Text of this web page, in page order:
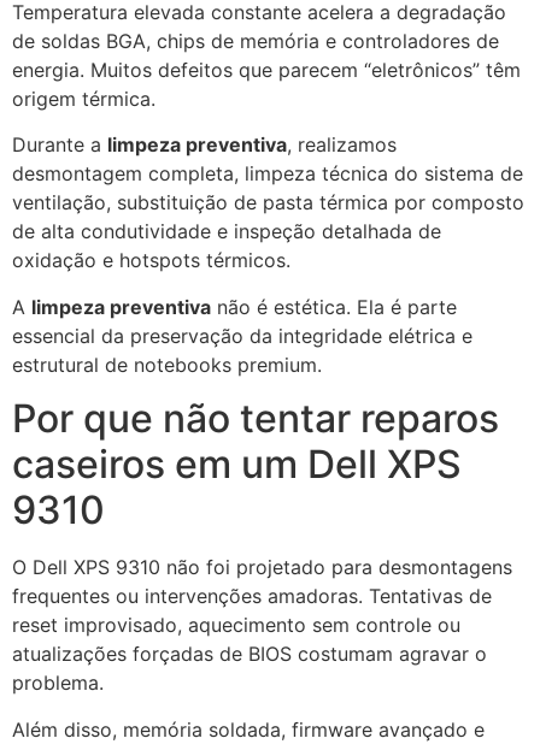
Temperatura elevada constante acelera a degradação
de soldas BGA, chips de memória e controladores de
energia. Muitos defeitos que parecem “eletrônicos” têm
origem térmica.
Durante a limpeza preventiva, realizamos
desmontagem completa, limpeza técnica do sistema de
ventilação, substituição de pasta térmica por composto
de alta condutividade e inspeção detalhada de
oxidação e hotspots térmicos.
A limpeza preventiva não é estética. Ela é parte
essencial da preservação da integridade elétrica e
estrutural de notebooks premium.
Por que não tentar reparos
caseiros em um Dell XPS
9310
O Dell XPS 9310 não foi projetado para desmontagens
frequentes ou intervenções amadoras. Tentativas de
reset improvisado, aquecimento sem controle ou
atualizações forçadas de BIOS costumam agravar o
problema.
Além disso, memória soldada, firmware avançado e